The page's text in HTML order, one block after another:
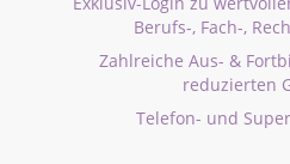
Berufs-, Fach-,
Zahlreiche Aus- &
reduzierten
Telefon- und